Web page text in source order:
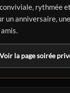
rythmée
un anniversaire,
Voir la page soirée